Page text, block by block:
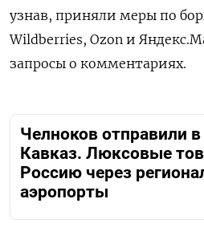
узнав, приняли меры по
Wildberries, Ozon и
запросы о комментариях.
Челноков отправили
Кавказ. Люксовые
Россию через
аэропорты